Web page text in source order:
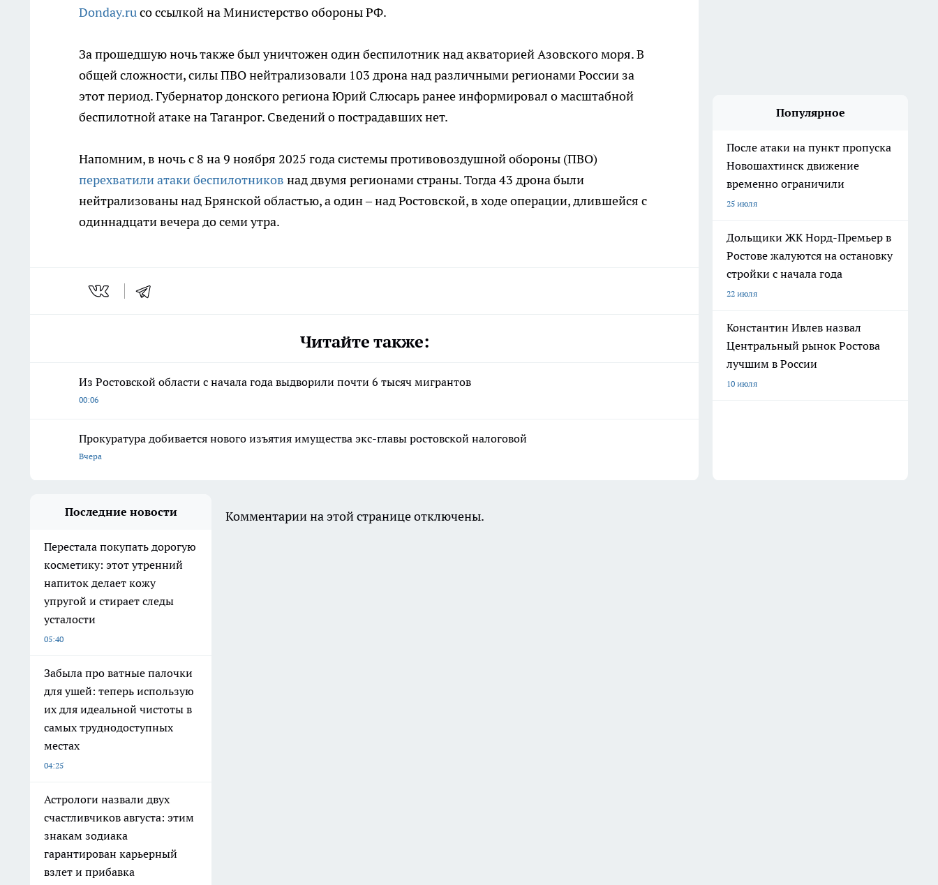
Donday.ruсо ссылкой на Министерство обороны РФ.
За прошедшую ночь также был уничтожен один беспилотник над акваторией Азовского моря. В
общей сложности, силы ПВО нейтрализовали 103 дрона над различными регионами России за
этот период. Губернатор донского региона Юрий Слюсарь ранее информировал о масштабной
беспилотной атаке на Таганрог. Сведений о пострадавших нет.
Напомним, в ночь с 8 на 9 ноября 2025 года системы противовоздушной обороны (ПВО)
перехватили атаки беспилотников над двумя регионами страны. Тогда 43 дрона были
нейтрализованы над Брянской областью, а один – над Ростовской, в ходе операции, длившейся с
одиннадцати вечера до семи утра.
Читайте также:
Из Ростовской области с начала года выдворили почти 6 тысяч мигрантов
00:06
Прокуратура добивается нового изъятия имущества экс-главы ростовской налоговой
Вчера
Популярное
После атаки на пункт пропуска
Новошахтинск движение
временно ограничили
25 июля
Дольщики ЖК Норд-Премьер в
Ростове жалуются на остановку
стройки с начала года
22 июля
Константин Ивлев назвал
Центральный рынок Ростова
лучшим в России
10 июля
Последние новости
Перестала покупать дорогую
косметику: этот утренний
напиток делает кожу
упругой и стирает следы
усталости
05:40
Забыла про ватные палочки
для ушей: теперь использую
их для идеальной чистоты в
самых труднодоступных
местах
04:25
Астрологи назвали двух
счастливчиков августа: этим
знакам зодиака
гарантирован карьерный
взлет и прибавка
Комментарии на этой странице отключены.